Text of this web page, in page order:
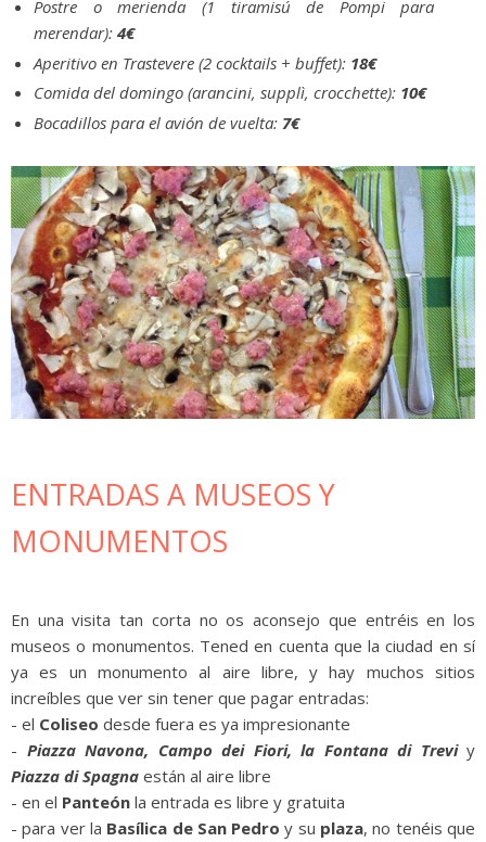
Postre o merienda (1 tiramisú de Pompi para
merendar): 4€
Aperitivo en Trastevere (2 cocktails + buffet): 18€
Comida del domingo (arancini, supplì, crocchette): 10€
Bocadillos para el avión de vuelta: 7€
ENTRADAS A MUSEOS Y
MONUMENTOS
En una visita tan corta no os aconsejo que entréis en los
museos o monumentos. Tened en cuenta que la ciudad en sí
ya es un monumento al aire libre, y hay muchos sitios
increíbles que ver sin tener que pagar entradas:
- el Coliseo desde fuera es ya impresionante
- Piazza Navona, Campo dei Fiori, la Fontana di Trevi y
Piazza di Spagna están al aire libre
- en el Panteón la entrada es libre y gratuita
- para ver la Basílica de San Pedro y su plaza, no tenéis que